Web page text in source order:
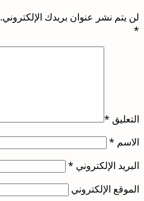
لن يتم نشر عنوان بريدك الإلكتروني.
*
التعليق *
الاسم *
البريد الإلكتروني *
الموقع الإلكتروني